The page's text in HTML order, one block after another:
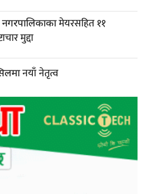
मेयरसहित ११
मुद्दा
नयाँ नेतृत्व